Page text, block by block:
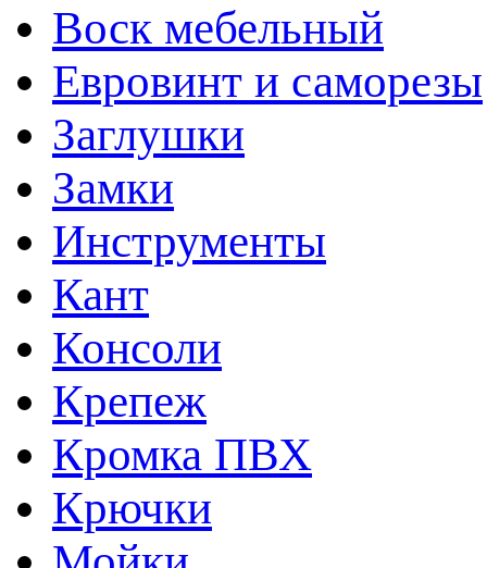
Воск мебельный
Евровинт и саморезы
Заглушки
Замки
Инструменты
Кант
Консоли
Крепеж
Кромка ПВХ
Крючки